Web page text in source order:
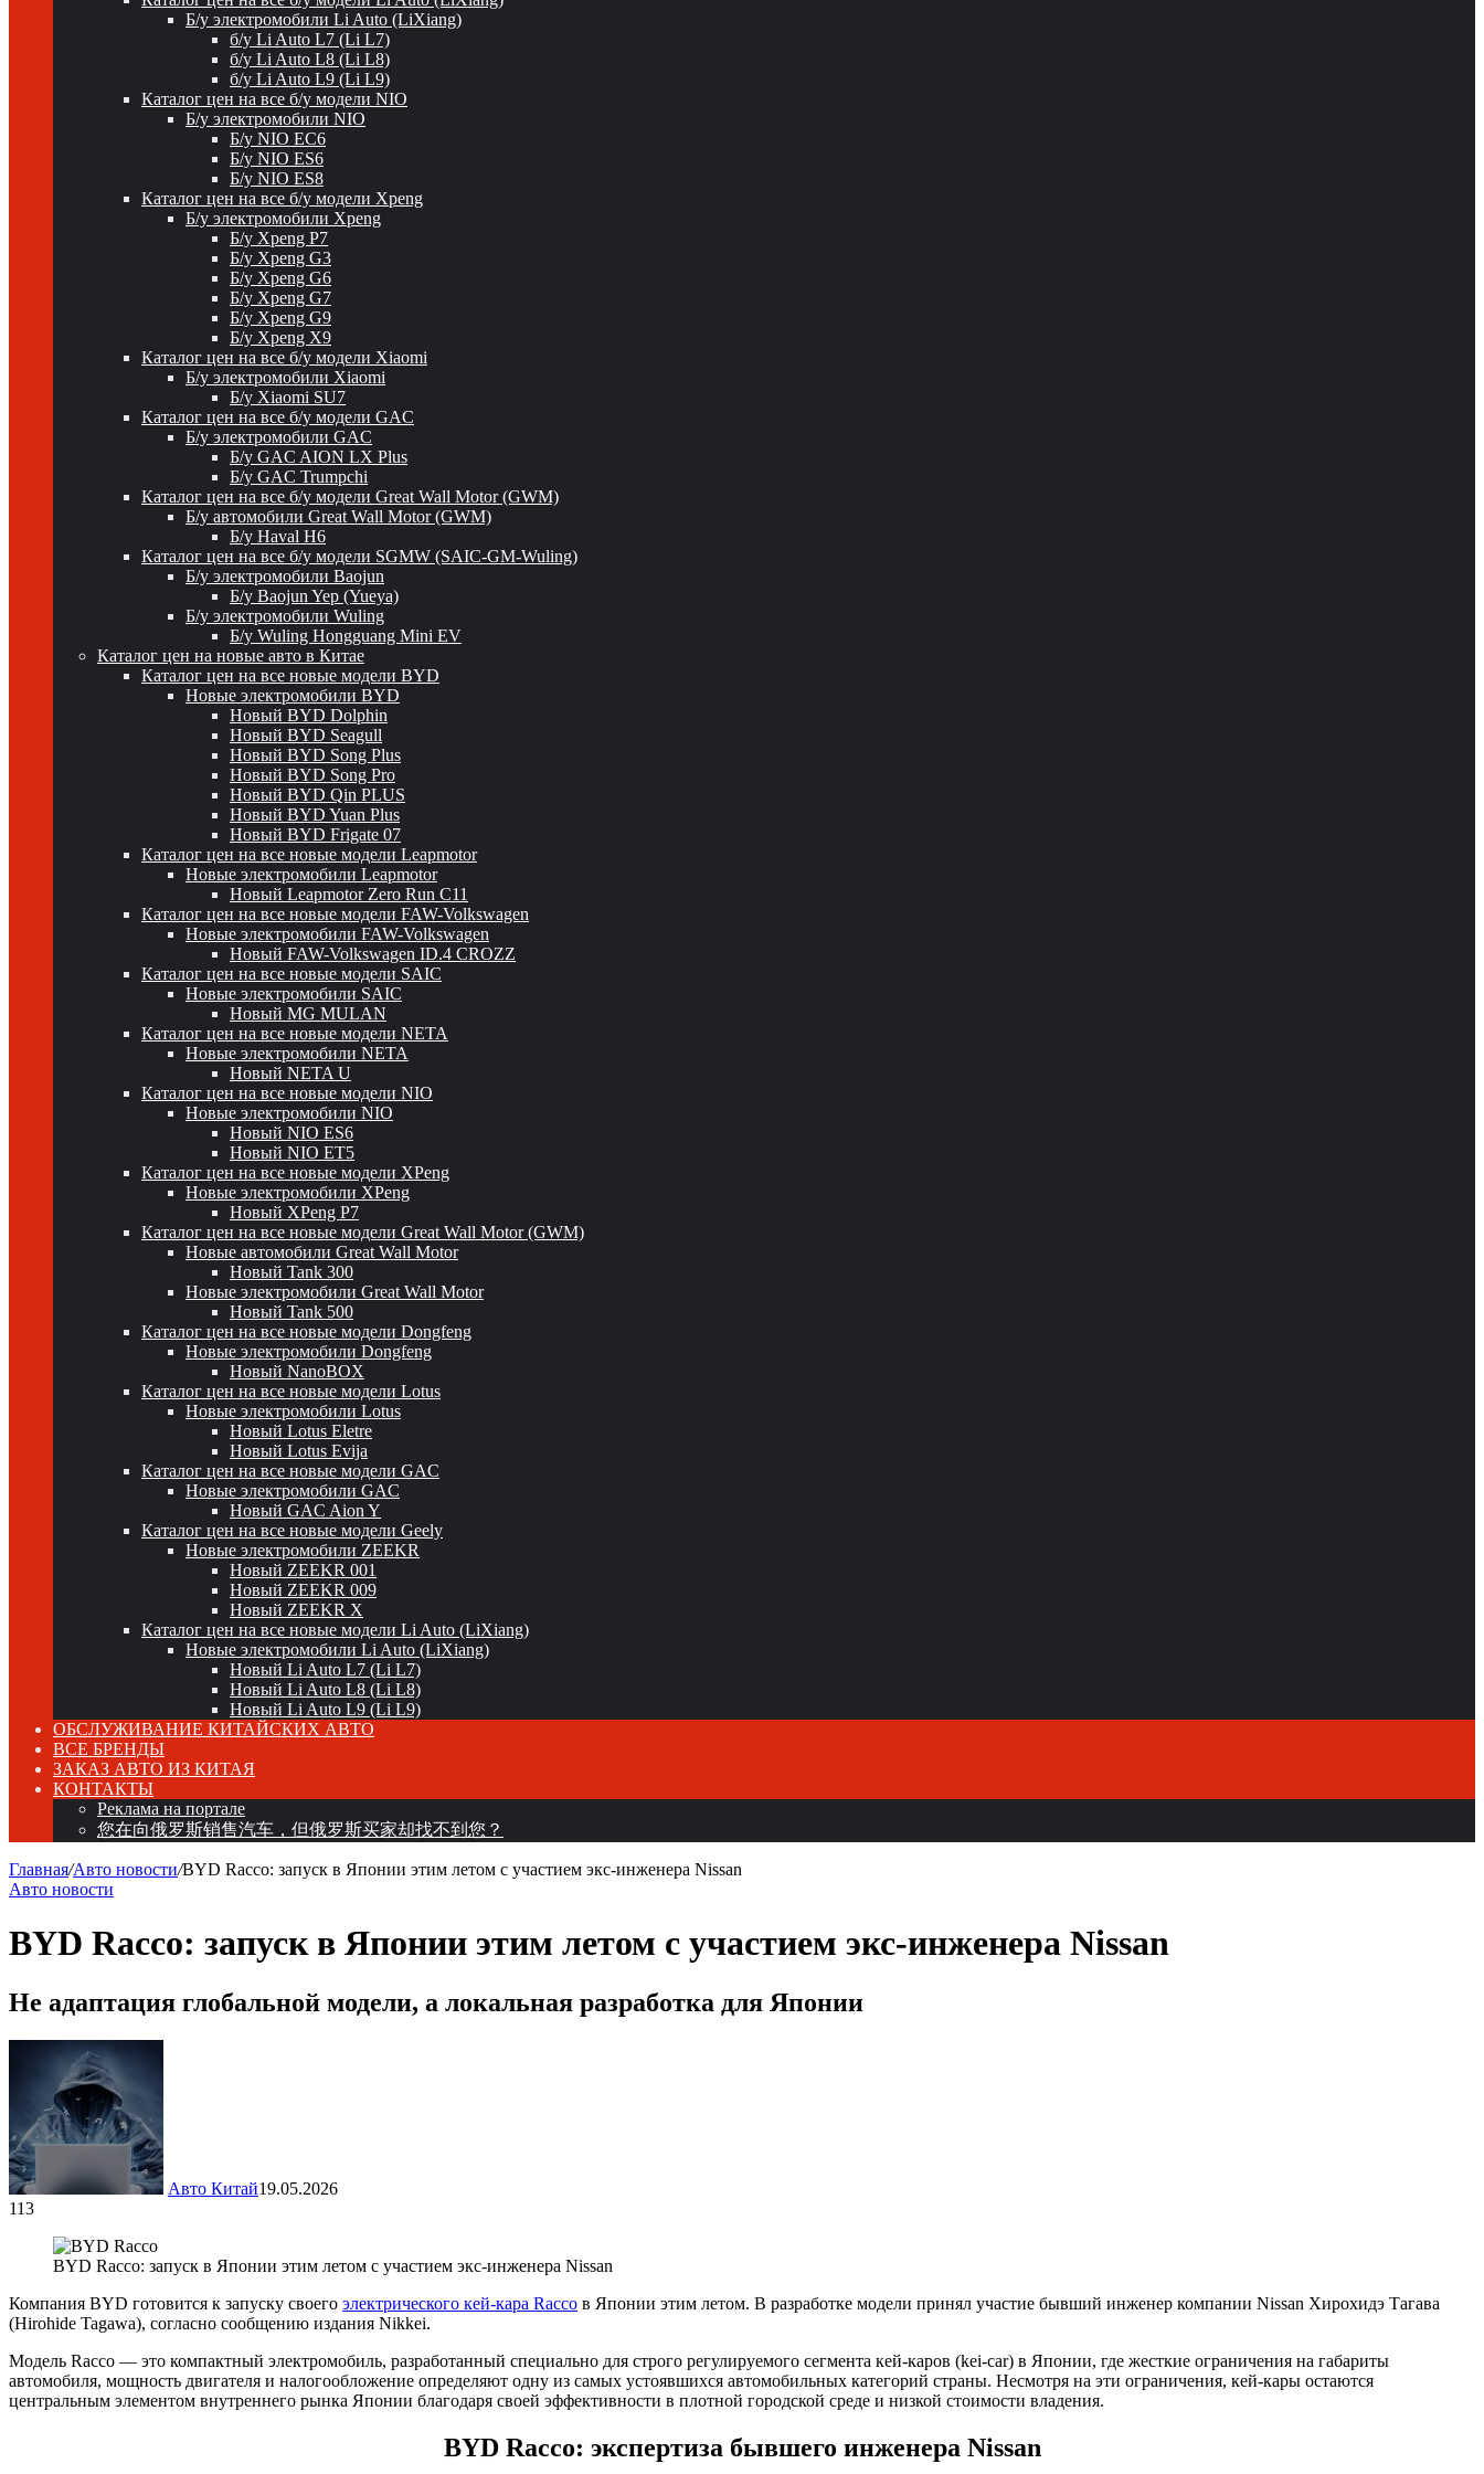
Б/у электромобили Li Auto (LiXiang)
б/у Li Auto L7 (Li L7)
б/у Li Auto L8 (Li L8)
б/у Li Auto L9 (Li L9)
Каталог цен на все б/у модели NIO
Б/у электромобили NIO
Б/у NIO EC6
Б/у NIO ES6
Б/у NIO ES8
Каталог цен на все б/у модели Xpeng
Б/у электромобили Xpeng
Б/у Xpeng P7
Б/у Xpeng G3
Б/у Xpeng G6
Б/у Xpeng G7
Б/у Xpeng G9
Б/у Xpeng X9
Каталог цен на все б/у модели Xiaomi
Б/у электромобили Xiaomi
Б/у Xiaomi SU7
Каталог цен на все б/у модели GAC
Б/у электромобили GAC
Б/у GAC AION LX Plus
Б/у GAC Trumpchi
Каталог цен на все б/у модели Great Wall Motor (GWM)
Б/у автомобили Great Wall Motor (GWM)
Б/у Haval H6
Каталог цен на все б/у модели SGMW (SAIC-GM-Wuling)
Б/у электромобили Baojun
Б/у Baojun Yep (Yueya)
Б/у электромобили Wuling
Б/у Wuling Hongguang Mini EV
Каталог цен на новые авто в Китае
Каталог цен на все новые модели BYD
Новые электромобили BYD
Новый BYD Dolphin
Новый BYD Seagull
Новый BYD Song Plus
Новый BYD Song Pro
Новый BYD Qin PLUS
Новый BYD Yuan Plus
Новый BYD Frigate 07
Каталог цен на все новые модели Leapmotor
Новые электромобили Leapmotor
Новый Leapmotor Zero Run C11
Каталог цен на все новые модели FAW-Volkswagen
Новые электромобили FAW-Volkswagen
Новый FAW-Volkswagen ID.4 CROZZ
Каталог цен на все новые модели SAIC
Новые электромобили SAIC
Новый MG MULAN
Каталог цен на все новые модели NETA
Новые электромобили NETA
Новый NETA U
Каталог цен на все новые модели NIO
Новые электромобили NIO
Новый NIO ES6
Новый NIO ET5
Каталог цен на все новые модели XPeng
Новые электромобили XPeng
Новый XPeng P7
Каталог цен на все новые модели Great Wall Motor (GWM)
Новые автомобили Great Wall Motor
Новый Tank 300
Новые электромобили Great Wall Motor
Новый Tank 500
Каталог цен на все новые модели Dongfeng
Новые электромобили Dongfeng
Новый NanoBOX
Каталог цен на все новые модели Lotus
Новые электромобили Lotus
Новый Lotus Eletre
Новый Lotus Evija
Каталог цен на все новые модели GAC
Новые электромобили GAC
Новый GAC Aion Y
Каталог цен на все новые модели Geely
Новые электромобили ZEEKR
Новый ZEEKR 001
Новый ZEEKR 009
Новый ZEEKR X
Каталог цен на все новые модели Li Auto (LiXiang)
Новые электромобили Li Auto (LiXiang)
Новый Li Auto L7 (Li L7)
Новый Li Auto L8 (Li L8)
Новый Li Auto L9 (Li L9)
ОБСЛУЖИВАНИЕ КИТАЙСКИХ АВТО
ВСЕ БРЕНДЫ
ЗАКАЗ АВТО ИЗ КИТАЯ
КОНТАКТЫ
Реклама на портале
您在向俄罗斯销售汽车，但俄罗斯买家却找不到您？
Главная/Авто новости/BYD Racco: запуск в Японии этим летом с участием экс-инженера Nissan
Авто новости
BYD Racco: запуск в Японии этим летом с участием экс-инженера Nissan
Не адаптация глобальной модели, а локальная разработка для Японии
Авто Китай19.05.2026
113
BYD Racco: запуск в Японии этим летом с участием экс-инженера Nissan
Компания BYD готовится к запуску своего электрического кей-кара Racco в Японии этим летом. В разработке модели принял участие бывший инженер компании Nissan Хирохидэ Тагава
(Hirohide Tagawa), согласно сообщению издания Nikkei.
Модель Racco — это компактный электромобиль, разработанный специально для строго регулируемого сегмента кей-каров (kei-car) в Японии, где жесткие ограничения на габариты
автомобиля, мощность двигателя и налогообложение определяют одну из самых устоявшихся автомобильных категорий страны. Несмотря на эти ограничения, кей-кары остаются
центральным элементом внутреннего рынка Японии благодаря своей эффективности в плотной городской среде и низкой стоимости владения.
BYD Racco: экспертиза бывшего инженера Nissan